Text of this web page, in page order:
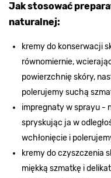
Jak stosować
naturalnej:
kremy do konserwacji
równomiernie,
powierzchnię skóry,
polerujemy suchą
impregnaty w sprayu -
spryskując ja w
wchłonięcie i
kremy do czyszczenia
miękką szmatkę i